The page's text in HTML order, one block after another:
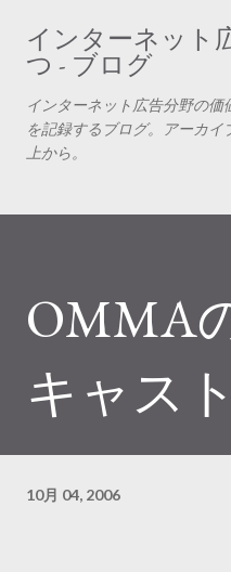
スキップしてメ
インターネット
つ - ブログ
インターネット広告分野の価
を記録するブログ。アーカイ
上から。
OMMA
キャスト
10月 04, 2006